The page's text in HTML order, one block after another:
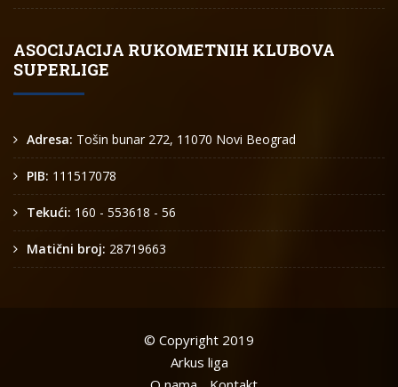
ASOCIJACIJA RUKOMETNIH KLUBOVA
SUPERLIGE
Adresa: Tošin bunar 272, 11070 Novi Beograd
PIB: 111517078
Tekući: 160 - 553618 - 56
Matični broj: 28719663
© Copyright 2019
Arkus liga